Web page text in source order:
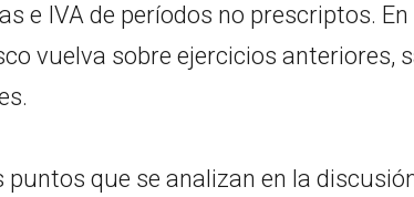
e IVA de períodos no prescriptos.
vuelva sobre ejercicios anteriores,
puntos que se analizan en la